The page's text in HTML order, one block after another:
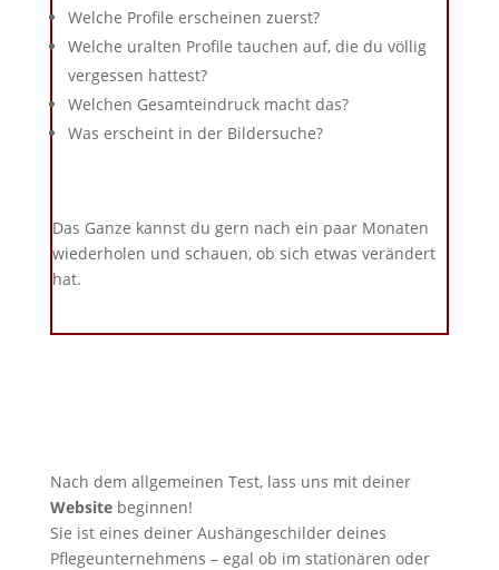
Welche Profile erscheinen zuerst?
Welche uralten Profile tauchen auf, die du völlig
vergessen hattest?
Welchen Gesamteindruck macht das?
Was erscheint in der Bildersuche?
Das Ganze kannst du gern nach ein paar Monaten
wiederholen und schauen, ob sich etwas verändert
hat.
Nach dem allgemeinen Test, lass uns mit deiner
Websitebeginnen!
Sie ist eines deiner Aushängeschilder deines
Pflegeunternehmens – egal ob im stationären oder